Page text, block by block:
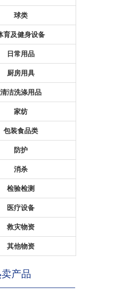
球类
育及健身设备
日常用品
厨房用具
清洁洗涤用品
家纺
包装食品类
防护
消杀
检验检测
医疗设备
救灾物资
其他物资
产品